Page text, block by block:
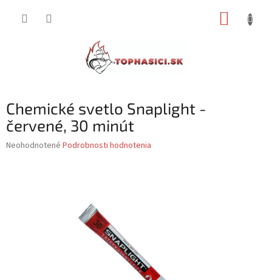
Chemické svetlo Snaplight -
červené, 30 minút
Priemerné
Neohodnotené Podrobnosti hodnotenia